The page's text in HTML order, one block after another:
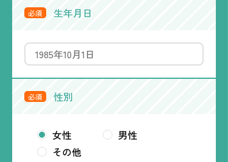
必須 生年月日
必須 性別
女性
男性
その他